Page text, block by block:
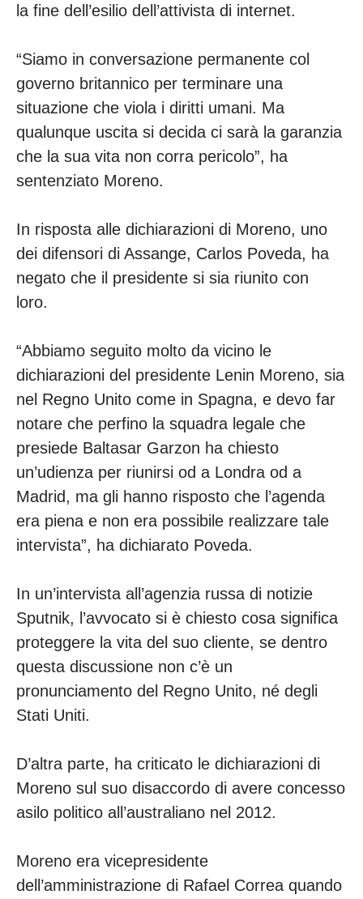
la fine dell’esilio dell’attivista di internet.
“Siamo in conversazione permanente col
governo britannico per terminare una
situazione che viola i diritti umani. Ma
qualunque uscita si decida ci sarà la garanzia
che la sua vita non corra pericolo”, ha
sentenziato Moreno.
In risposta alle dichiarazioni di Moreno, uno
dei difensori di Assange, Carlos Poveda, ha
negato che il presidente si sia riunito con
loro.
“Abbiamo seguito molto da vicino le
dichiarazioni del presidente Lenin Moreno, sia
nel Regno Unito come in Spagna, e devo far
notare che perfino la squadra legale che
presiede Baltasar Garzon ha chiesto
un’udienza per riunirsi od a Londra od a
Madrid, ma gli hanno risposto che l’agenda
era piena e non era possibile realizzare tale
intervista”, ha dichiarato Poveda.
In un’intervista all’agenzia russa di notizie
Sputnik, l’avvocato si è chiesto cosa significa
proteggere la vita del suo cliente, se dentro
questa discussione non c’è un
pronunciamento del Regno Unito, né degli
Stati Uniti.
D’altra parte, ha criticato le dichiarazioni di
Moreno sul suo disaccordo di avere concesso
asilo politico all’australiano nel 2012.
Moreno era vicepresidente
dell’amministrazione di Rafael Correa quando